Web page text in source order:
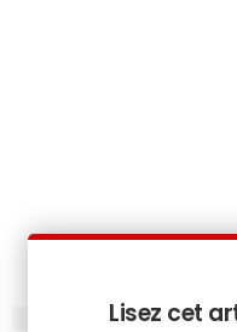
Lisez cet